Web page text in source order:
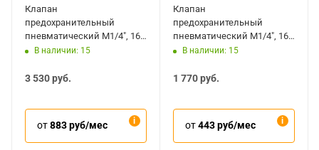
Клапан
предохранительный
пневматический M1/4", 16
бар, 10 шт, KraftWell KRW-
В наличии: 15
3 530руб.
от883 руб/мес
Клапан
предохранительный
пневматический M1/4", 16
бар, 5 шт, KraftWell KRW-
В наличии: 15
1 770руб.
от443 руб/мес